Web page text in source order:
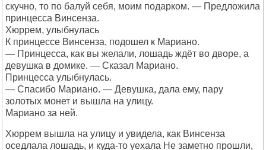
скучно, то по балуй себя, моим подарком. — Предложила
принцесса Винсенза.
Хюррем, улыбнулась
К принцессе Винсенза, подошел к Мариано.
— Принцесса, как вы желали, лошадь ждёт во дворе, а
девушка в домике. — Сказал Мариано.
Принцесса улыбнулась.
— Спасибо Мариано. — Девушка, дала ему, пару
золотых монет и вышла на улицу.
Мариано за ней.
Хюррем вышла на улицу и увидела, как Винсенза
оседлала лошадь, и куда-то уехала Не заметно прошли,